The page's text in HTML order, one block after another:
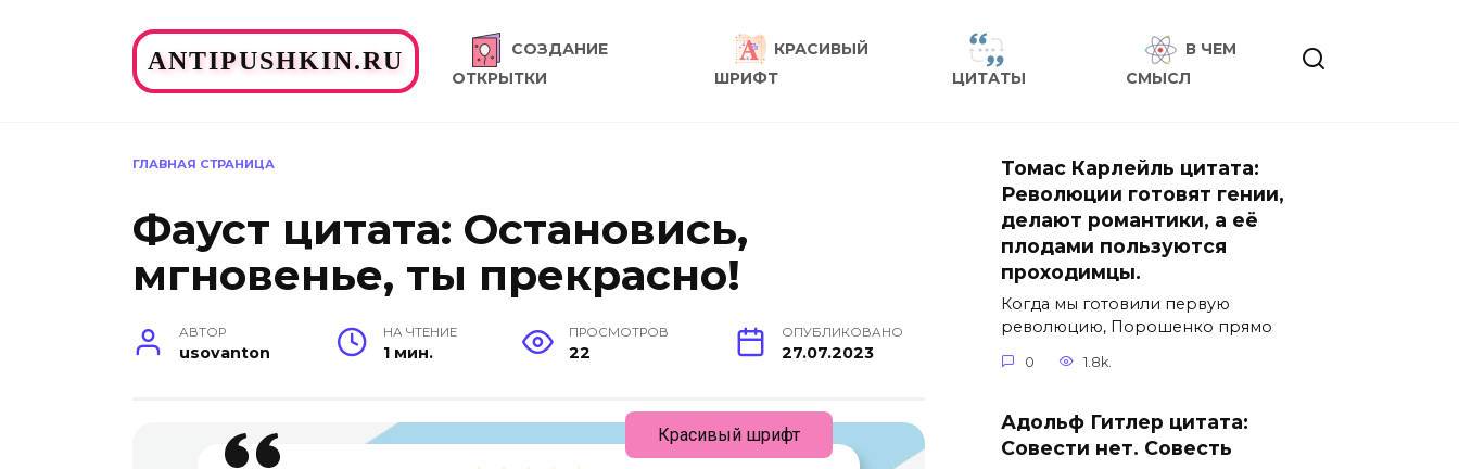
ANTIPUSHKIN.RU
СОЗДАНИЕ
ОТКРЫТКИ
КРАСИВЫЙ
ШРИФТ
ЦИТАТЫ
В ЧЕМ
СМЫСЛ
ГЛАВНАЯ СТРАНИЦА
Фауст цитата: Остановись,
мгновенье, ты прекрасно!
АВТОР
usovanton
НА ЧТЕНИЕ
1 мин.
ПРОСМОТРОВ
22
ОПУБЛИКОВАНО
27.07.2023
Красивый шрифт
Томас Карлейль цитата:
Революции готовят гении,
делают романтики, а её
плодами пользуются
проходимцы.
Когда мы готовили первую
революцию, Порошенко прямо
0 1.8k.
Адольф Гитлер цитата:
Совести нет. Совесть